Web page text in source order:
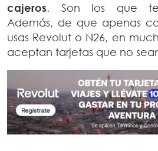
cajeros. Son los que te
Además, de que apenas
usas Revolut o N26, en
aceptan tarjetas que no